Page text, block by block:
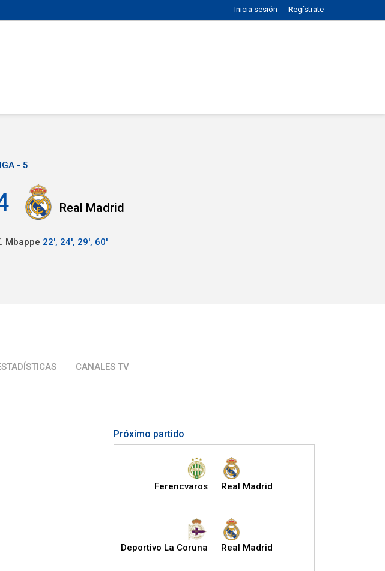
Inicia sesión Regístrate
- 5
Real Madrid
Mbappe 22', 24', 29', 60'
CANALES TV
Próximo partido
Ferencvaros Real Madrid
Deportivo La Coruna Real Madrid